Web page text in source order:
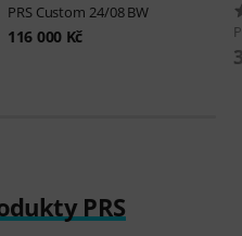
PRS Custom 24/08 BW
116 000 Kč
PRS